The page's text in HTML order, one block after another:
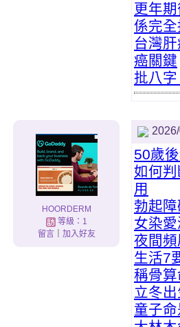
更年
係完
台灣
癌關鍵
批八
HOORDERM
等級：1
留言｜ 加入好友
50歲
如何
用
勃起
女染
夜間
生活7
稱骨
立冬
童子